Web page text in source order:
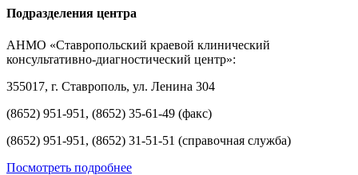
Подразделения центра
АНМО «Ставропольский краевой клинический
консультативно-диагностический центр»:
355017, г. Ставрополь, ул. Ленина 304
(8652) 951-951, (8652) 35-61-49 (факс)
(8652) 951-951, (8652) 31-51-51 (справочная служба)
Посмотреть подробнее